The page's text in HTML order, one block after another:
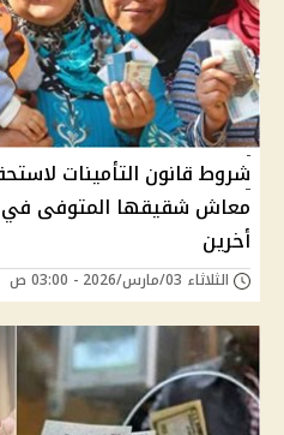
شروط قانون التأمينات
معاش شقيقها المتوفى
أخرين
الثلاثاء 03/مارس/2026 - 03:00 ص